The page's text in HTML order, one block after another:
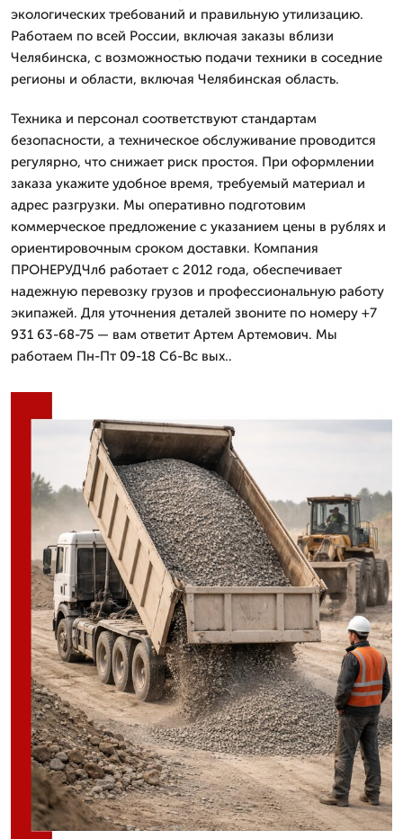
экологических требований и правильную утилизацию.
Работаем по всей России, включая заказы вблизи
Челябинска, с возможностью подачи техники в соседние
регионы и области, включая Челябинская область.
Техника и персонал соответствуют стандартам
безопасности, а техническое обслуживание проводится
регулярно, что снижает риск простоя. При оформлении
заказа укажите удобное время, требуемый материал и
адрес разгрузки. Мы оперативно подготовим
коммерческое предложение с указанием цены в рублях и
ориентировочным сроком доставки. Компания
ПРОНЕРУДЧлб работает с 2012 года, обеспечивает
надежную перевозку грузов и профессиональную работу
экипажей. Для уточнения деталей звоните по номеру +7
931 63-68-75 — вам ответит Артем Артемович. Мы
работаем Пн-Пт 09-18 Сб-Вс вых..